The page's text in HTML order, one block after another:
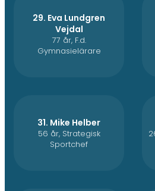
29. Eva Lundgren
Vejdal
77 år, F.d.
Gymnasielärare
31. Mike Helber
56 år, Strategisk
Sportchef